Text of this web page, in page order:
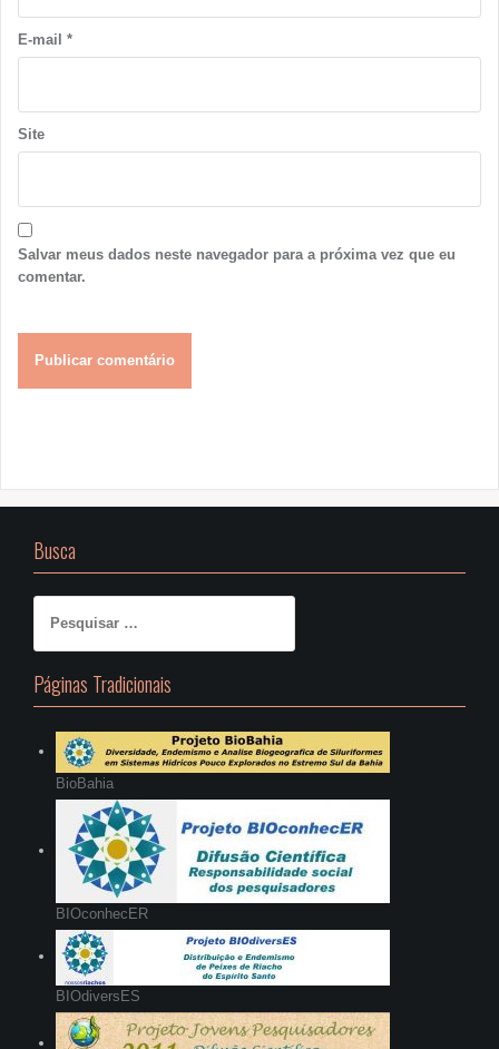
E-mail *
Site
Salvar meus dados neste navegador para a próxima vez que eu
comentar.
Busca
por:
Páginas Tradicionais
BioBahia
BIOconhecER
BIOdiversES